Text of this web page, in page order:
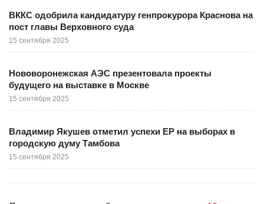
ВККС одобрила кандидатуру генпрокурора Краснова на
пост главы Верховного суда
15 сентября 2025
Нововоронежская АЭС презентовала проекты
будущего на выставке в Москве
15 сентября 2025
Владимир Якушев отметил успехи ЕР на выборах в
городскую думу Тамбова
15 сентября 2025